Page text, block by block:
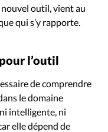
Culture
réveil
Monde
Trait d'Ixène
outil, vient au
qui s’y rapporte.
l’outil
de comprendre
le domaine
intelligente, ni
elle dépend de